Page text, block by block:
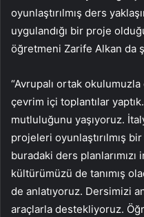
oyunlaştırılmış ders
uygulandığı bir proje
öğretmeni Zarife Alkan da
“Avrupalı ortak
çevrim içi toplantılar
mutluluğunu yaşıyoruz.
projeleri oyunlaştırılmış
buradaki ders
kültürümüzü de tanımış
de anlatıyoruz. Dersimizi
araçlarla destekliyoruz.